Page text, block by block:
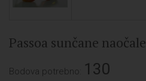
Passoa sunčane naočale
Bodova potrebno: 130